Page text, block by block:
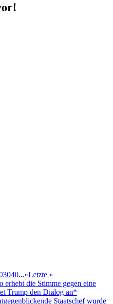
3040...»Letzte »
erhebt die Stimme gegen eine
Trump den Dialog an*
Staatschef wurde